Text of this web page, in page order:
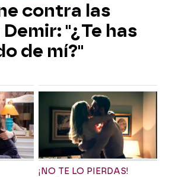
contra las
"¿Te has
de mí?"
¡NO TE LO PIERDAS!